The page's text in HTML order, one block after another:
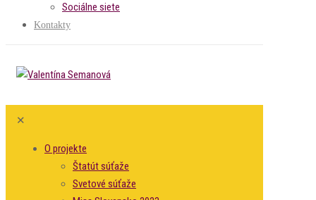
Sociálne siete
Kontakty
✕
O projekte
Štatút súťaže
Svetové súťaže